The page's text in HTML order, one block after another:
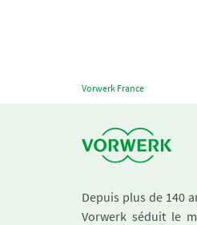
Vorwerk France
Depuis plus de 140
Vorwerk séduit le